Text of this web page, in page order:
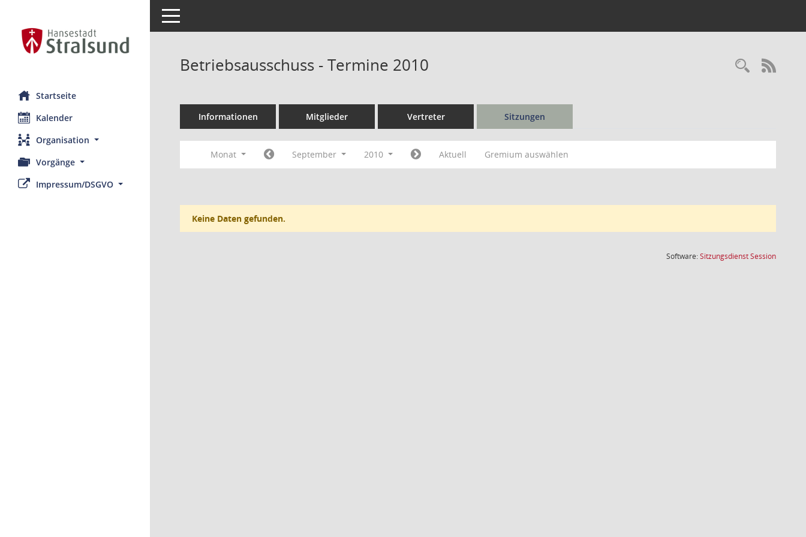
Startseite
Kalender
Organisation
Vorgänge
Impressum/DSGVO
Toggle navigation
Betriebsausschuss - Termine 2010
Informationen Mitglieder Vertreter Sitzungen
Monat September 2010 Aktuell Gremium auswählen
Keine Daten gefunden.
Software:SitzungsdienstSession(Wird in